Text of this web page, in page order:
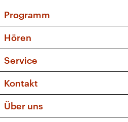
Programm
Sendungen und
Musikliste
Kakadu – Das
Hören
Frequenzen (UKW +
Service
FAQ
Apps
Newsletter
Kontakt
Social Media
Über uns